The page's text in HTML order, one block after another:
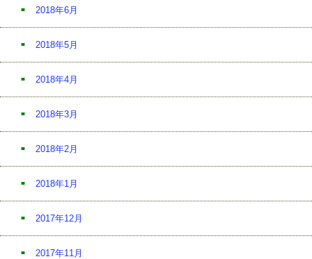
2018年6月
2018年5月
2018年4月
2018年3月
2018年2月
2018年1月
2017年12月
2017年11月